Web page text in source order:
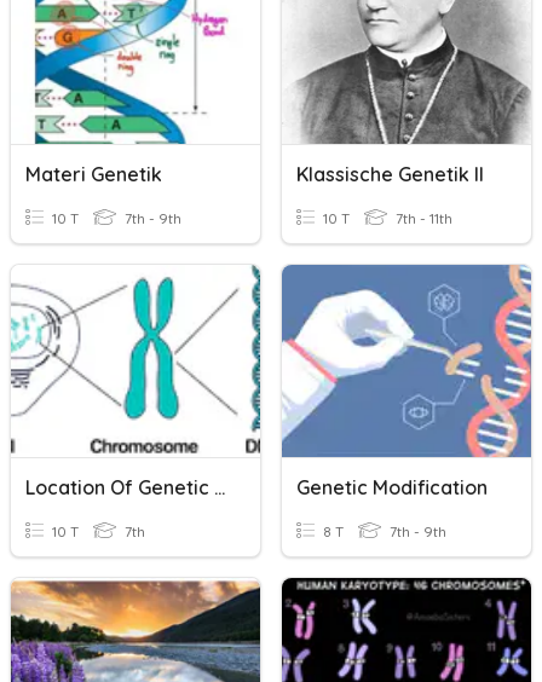
Materi Genetik
10 T 7th - 9th
Klassische Genetik II
10 T 7th - 11th
Location Of Genetic Material Cards
10 T 7th
Genetic Modification
8 T 7th - 9th